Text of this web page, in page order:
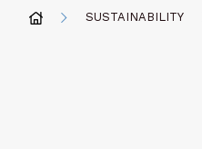
SUSTAINABILITY